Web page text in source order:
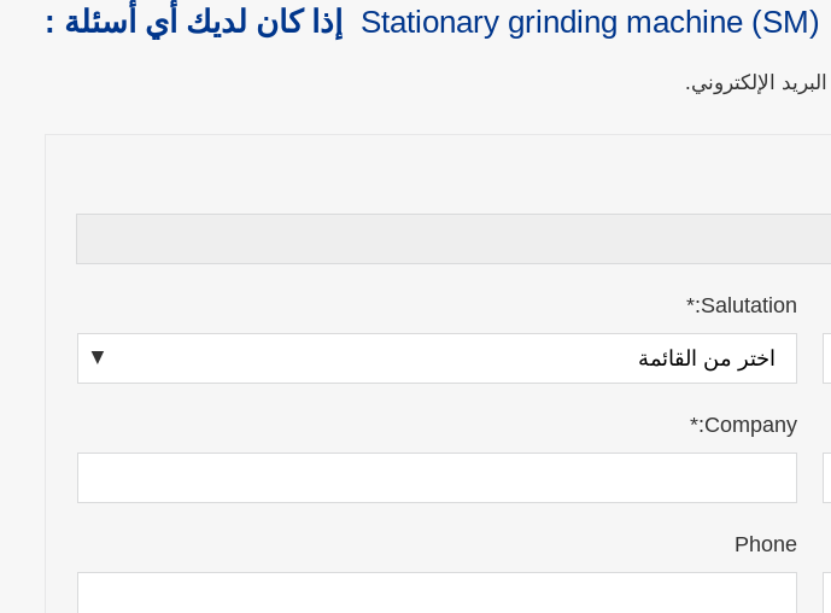
إذا كان لديك أي أسئلة : Stationary grinding machine (SM)
الإلكتروني.
Salutation:*
Company:*
Phone